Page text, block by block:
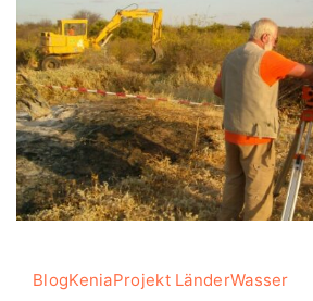
BlogKeniaProjekt LänderWasser